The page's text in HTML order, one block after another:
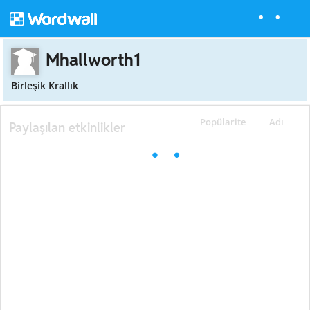
Mhallworth1
Birleşik Krallık
Popülarite Adı
Paylaşılan etkinlikler